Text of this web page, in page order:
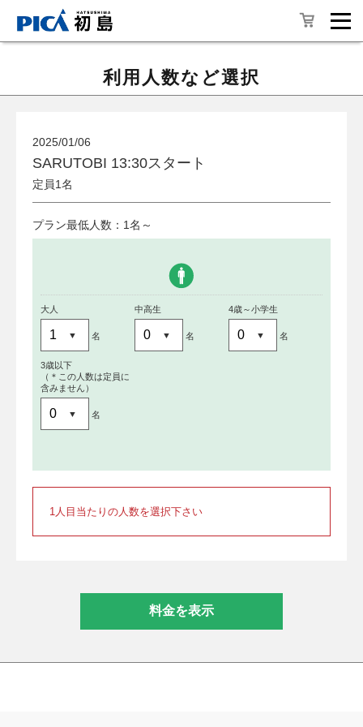
利用人数など選択
2025/01/06
SARUTOBI 13:30スタート
定員1名
プラン最低人数：1名～
大人
名
中高生
名
4歳～小学生
名
3歳以下
（＊この人数は定員に
含みません）
名
1人目当たりの人数を選択下さい
料金を表示